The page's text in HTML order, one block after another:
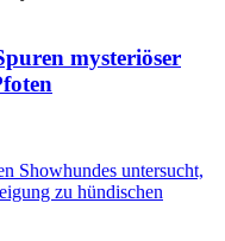
mysteriöser
Showhundes untersucht,
zu hündischen